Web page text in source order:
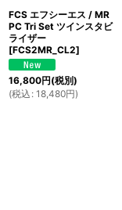
FCS エフシーエス / MR
PC Tri Set ツインスタビ
ライザー
[FCS2MR_CL2]
16,800円(税別)
(税込 : 18,480円)